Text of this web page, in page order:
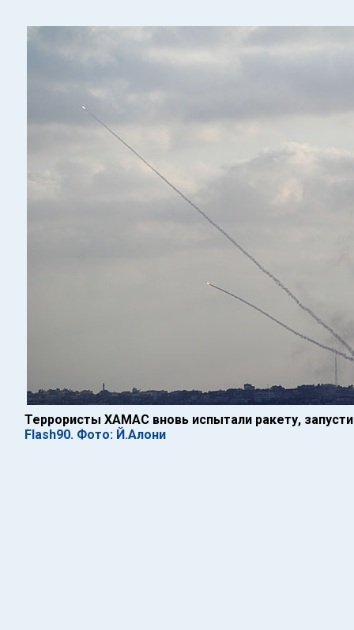
Террористы ХАМАС вновь испытали ракету,
Flash90. Фото: Й.Алони